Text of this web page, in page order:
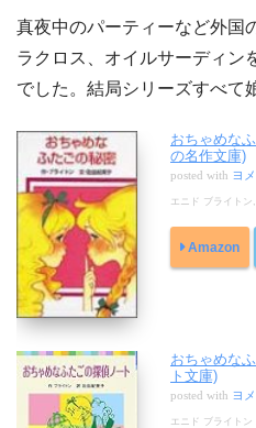
真夜中のパーティーなど外国
ラクロス、オイルサーディン
でした。結局シリーズすべて
おちゃめな
の名作文庫)
posted with ヨ
エニド ブライト
Amazon
おちゃめな
ト文庫)
posted with ヨ
エニド ブライト